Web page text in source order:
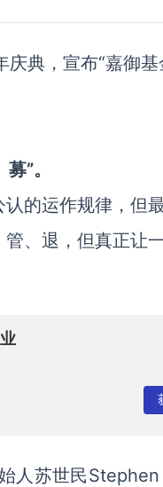
典，宣布“嘉御
”。
的运作规律，但
、退，但真正让
人苏世民